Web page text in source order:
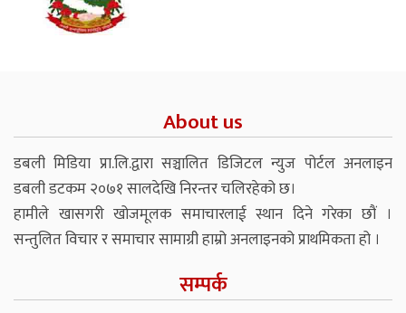
About us
डबली मिडिया प्रा.लि.द्वारा सञ्चालित डिजिटल न्युज पोर्टल अनलाइन
डबली डटकम २०७१ सालदेखि निरन्तर चलिरहेको छ।
हामीले खासगरी खोजमूलक समाचारलाई स्थान दिने गरेका छौं ।
सन्तुलित विचार र समाचार सामाग्री हाम्रो अनलाइनको प्राथमिकता हो ।
सम्पर्क